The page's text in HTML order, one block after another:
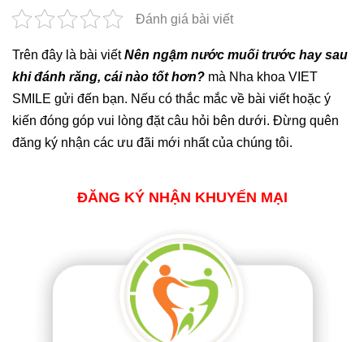
Đánh giá bài viết
Trên đây là bài viếtNên ngậm nước muối trước hay sau
khi đánh răng, cái nào tốt hơn? mà Nha khoa VIET
SMILE gửi đến bạn. Nếu có thắc mắc về bài viết hoặc ý
kiến đóng góp vui lòng đặt câu hỏi bên dưới. Đừng quên
đăng ký nhận các ưu đãi mới nhất của chúng tôi.
ĐĂNG KÝ NHẬN KHUYẾN MẠI